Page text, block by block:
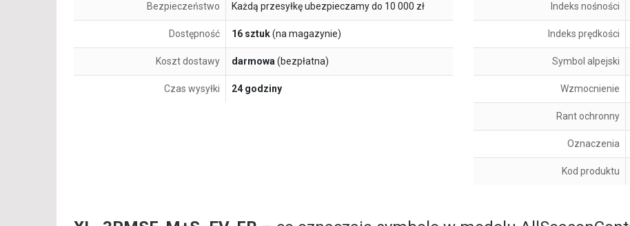
Bezpieczeństwo Każdą przesyłkę ubezpieczamy do 10 000 zł
Dostępność 16 sztuk(na magazynie)
Koszt dostawy darmowa(bezpłatna)
Czas wysyłki 24 godziny
Indeks nośności
Indeks prędkości
Symbol alpejski
Wzmocnienie
Rant ochronny
Oznaczenia
Kod produktu